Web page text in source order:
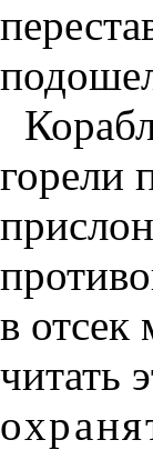
горели
в отсек
читать